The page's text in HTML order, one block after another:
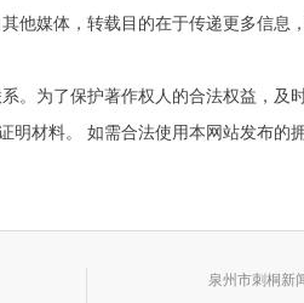
媒体，转载目的在于传递更多信
。为了保护著作权人的合法权益，
材料。 如需合法使用本网站发布的
泉州市刺桐新